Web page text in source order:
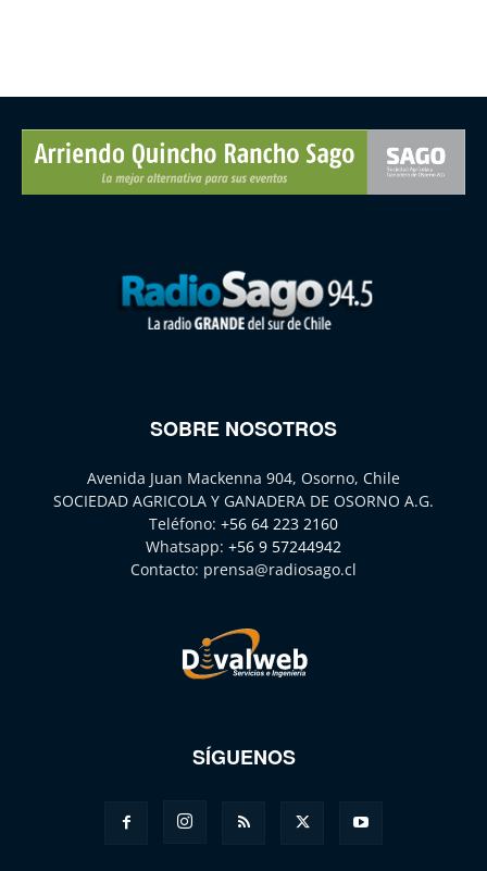
SOBRE NOSOTROS
Avenida Juan Mackenna 904, Osorno, Chile
SOCIEDAD AGRICOLA Y GANADERA DE OSORNO A.G.
Teléfono: +56 64 223 2160
Whatsapp: +56 9 57244942
Contacto: prensa@radiosago.cl
SÍGUENOS